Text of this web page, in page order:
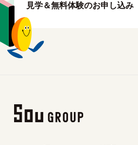
見学＆無料体験のお申し込み